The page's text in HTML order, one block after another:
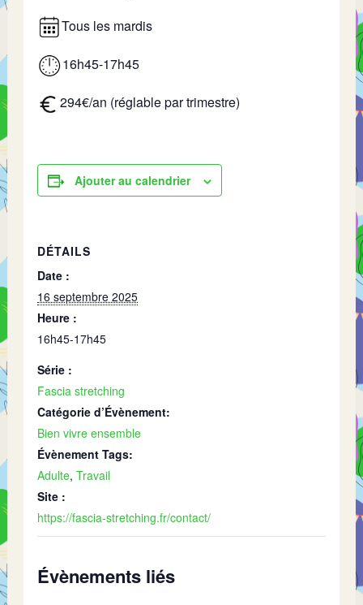
Tous les mardis
16h45-17h45
294€/an (réglable par trimestre)
Ajouter au calendrier
DÉTAILS
Date :
16 septembre 2025
Heure :
16h45-17h45
Série :
Fascia stretching
Catégorie d’Évènement:
Bien vivre ensemble
Évènement Tags:
Adulte,Travail
Site :
https://fascia-stretching.fr/contact/
Évènements liés